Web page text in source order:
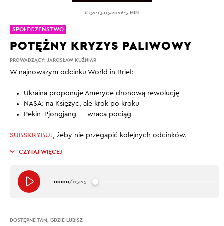
#132.13.03.2026.5 MIN
PROWADZĄCY: JAROSŁAW KUŹNIAR
POTĘŻNY KRYZYS PALIWOWY
W najnowszym odcinku World in Brief:
Ukraina proponuje Ameryce dronową rewolucję
NASA: na Księżyc, ale krok po kroku
Pekin–Pjongjang — wraca pociąg
SUBSKRYBUJ, żeby nie przegapić kolejnych odcinków.
CZYTAJ WIĘCEJ
00:00/05:25
DOSTĘPNE TAM, GDZIE LUBISZ
SPOŁECZEŃSTWO